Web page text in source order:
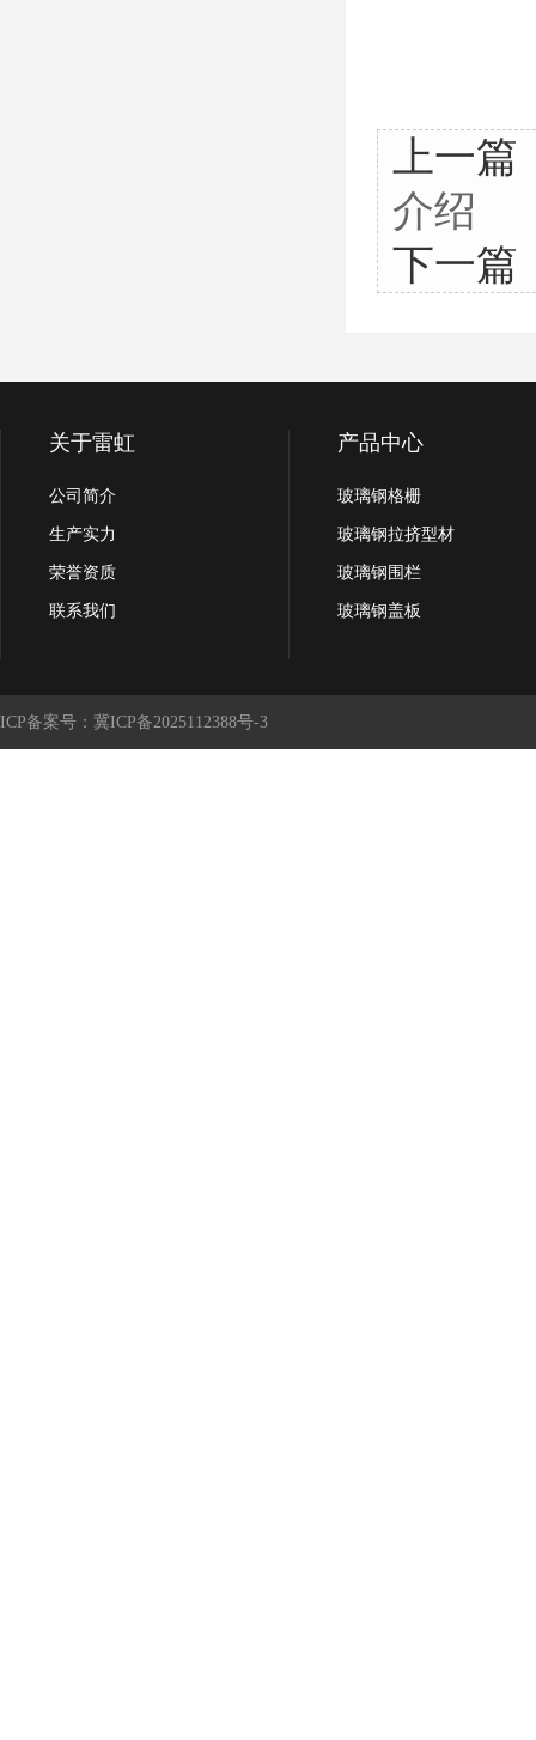
上一篇
介绍
下一篇
关于雷虹
公司简介
生产实力
荣誉资质
联系我们
产品中心
玻璃钢格栅
玻璃钢拉挤型材
玻璃钢围栏
玻璃钢盖板
ICP备案号：冀ICP备2025112388号-3